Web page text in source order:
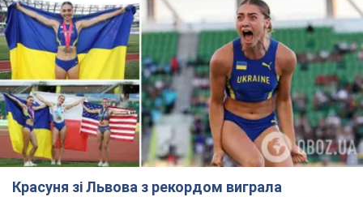
Красуня зі Львова з рекордом виграла